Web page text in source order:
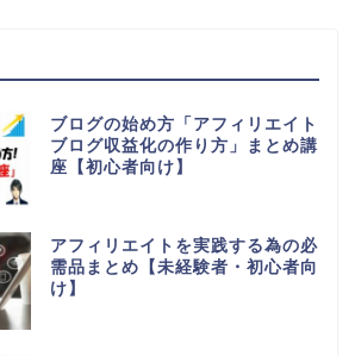
ブログの始め方「アフィリエイト
ブログ収益化の作り方」まとめ講
座【初心者向け】
アフィリエイトを実践する為の必
需品まとめ【未経験者・初心者向
け】